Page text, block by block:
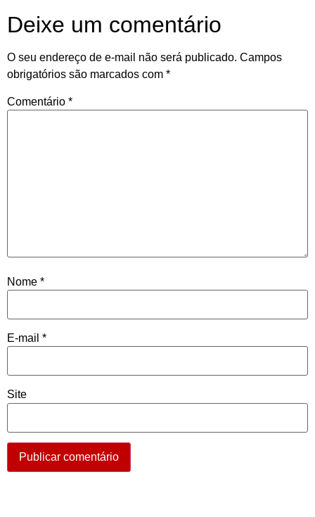
Deixe um comentário
O seu endereço de e-mail não será publicado. Campos
obrigatórios são marcados com *
Comentário *
Nome *
E-mail *
Site